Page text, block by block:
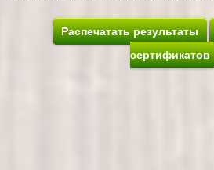
Распечатать результаты
сертификатов